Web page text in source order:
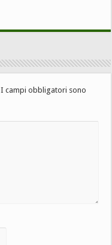
I campi obbligatori sono